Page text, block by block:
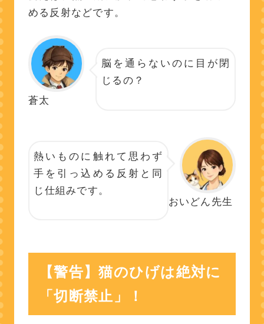
める反射などです。
蒼太
脳を通らないのに目が閉
じるの？
おいどん先生
熱いものに触れて思わず
手を引っ込める反射と同
じ仕組みです。
【警告】猫のひげは絶対に
「切断禁止」！